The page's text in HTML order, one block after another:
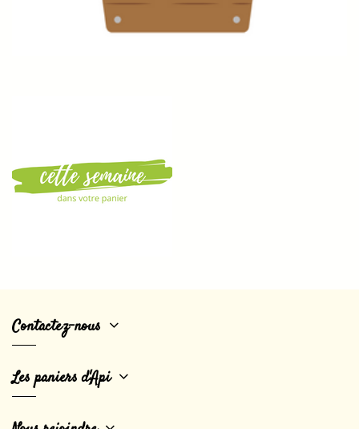
Contactez-nous
Les paniers d'Api